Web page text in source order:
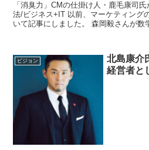
「消臭力」CMの仕掛け人・鹿毛康司
法/ビジネス+IT 以前、マーケティングのプロである森岡毅さんにつ
いて記事にしました。 森岡毅さんが数学を基に理論でマーケティン
ビジョン
北島康介
経営者と